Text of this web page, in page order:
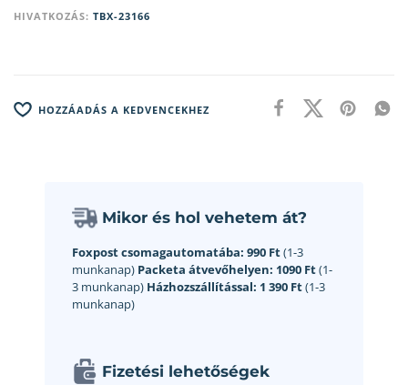
HIVATKOZÁS: TBX-23166
HOZZÁADÁS A KEDVENCEKHEZ
Mikor és hol vehetem át?
Foxpost csomagautomatába: 990 Ft(1-3
munkanap) Packeta átvevőhelyen: 1090 Ft(1-
3 munkanap) Házhozszállítással: 1 390 Ft(1-3
munkanap)
Fizetési lehetőségek